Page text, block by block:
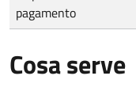
pagamento
Cosa serve